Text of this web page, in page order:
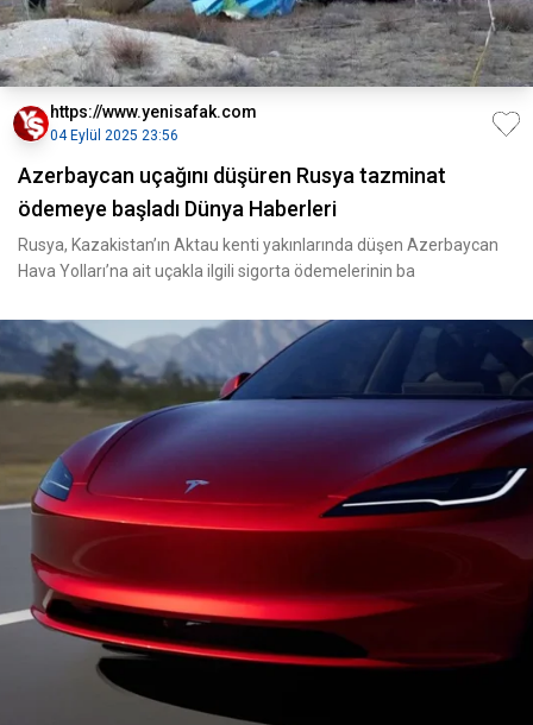
https://www.yenisafak.com
04 Eylül 2025 23:56
Azerbaycan uçağını düşüren Rusya tazminat
ödemeye başladı Dünya Haberleri
Rusya, Kazakistan’ın Aktau kenti yakınlarında düşen Azerbaycan
Hava Yolları’na ait uçakla ilgili sigorta ödemelerinin ba